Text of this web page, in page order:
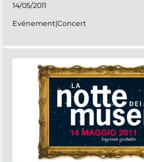
14/05/2011
Evénement|Concert